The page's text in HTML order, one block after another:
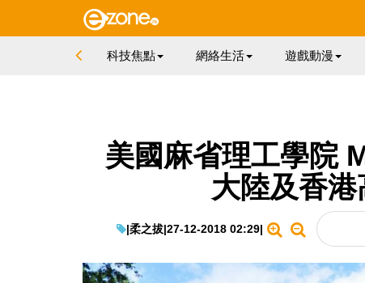
科技焦點 網絡生活 遊戲動漫
美國麻省理工學院
大陸及香
|柔之拔|27-12-2018 02:29|